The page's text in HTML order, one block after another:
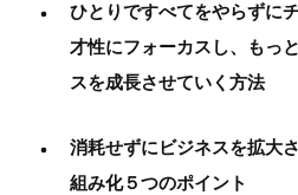
ひとりですべてをやらずに
才性にフォーカスし、もっ
スを成長させていく方法
消耗せずにビジネスを拡大
組み化５つのポイント